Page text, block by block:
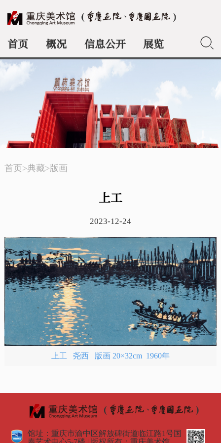
首页 概况 信息公开 展览 典藏
首页>典藏> 版画
上工
2023-12-24
上工 尧西 版画 20×32cm 1960年
馆址：重庆市渝中区解放碑街道临江路1号国